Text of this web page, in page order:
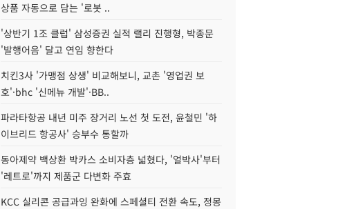
상품 자동으로 담는 '로봇 ..
'상반기 1조 클럽' 삼성증권 실적 랠리 진행형, 박종문
'발행어음' 달고 연임 향한다
치킨3사 '가맹점 상생' 비교해보니, 교촌 '영업권 보
호'·bhc '신메뉴 개발'·BB..
파라타항공 내년 미주 장거리 노선 첫 도전, 윤철민 '하
이브리드 항공사' 승부수 통할까
동아제약 백상환 박카스 소비자층 넓혔다, '얼박사'부터
'레트로'까지 제품군 다변화 주효
KCC 실리콘 공급과잉 완화에 스페셜티 전환 속도, 정몽